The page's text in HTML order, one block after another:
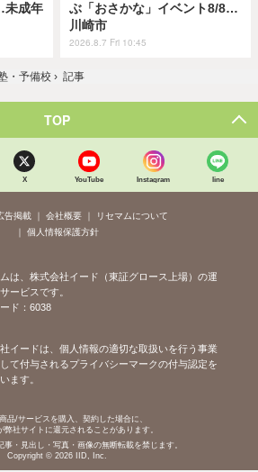
未成年
ぶ「おさかな」イベント8/8…
川崎市
2026.8.7 Fri 10:45
・予備校 › 記事
TOP
X YouTube Instagram line
告掲載 会社概要
リセマムについて
個人情報保護方針
は、株式会社イード（東証グロース上場）の運
ービスです。
ド：6038
イードは、個人情報の適切な取扱いを行う事業
て付与されるプライバシーマークの付与認定を
ます。
品/サービスを購入、契約した場合に、
弊社サイトに還元されることがあります。
事・見出し・写真・画像の無断転載を禁じます。
Copyright © 2026 IID, Inc.